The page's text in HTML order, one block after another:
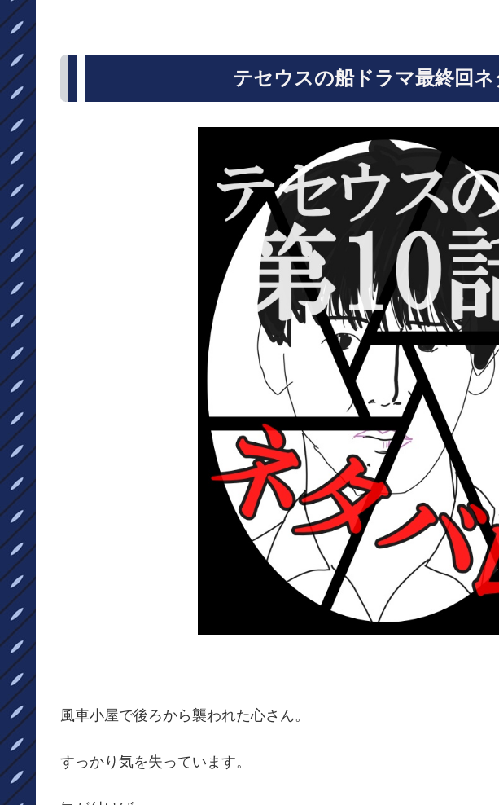
テセウスの船ドラマ最終回ネ
風車小屋で後ろから襲われた心さん。
すっかり気を失っています。